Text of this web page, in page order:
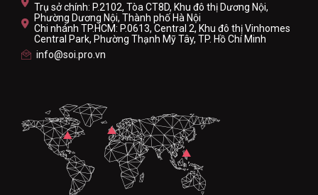
Trụ sở chính: P.2102, Tòa CT8D, Khu đô thị Dương Nội,
Phường Dương Nội, Thành phố Hà Nội
Chi nhánh TP.HCM: P.0613, Central 2, Khu đô thị Vinhomes
Central Park, Phường Thạnh Mỹ Tây, TP. Hồ Chí Minh
info@soi.pro.vn